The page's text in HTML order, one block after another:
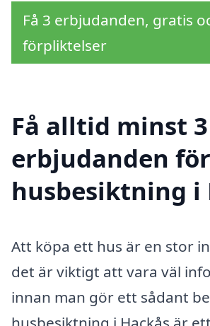
Få 3 erbjudanden, gratis
förpliktelser
Få alltid minst 3
erbjudanden för
husbesiktning i
Att köpa ett hus är en stor
det är viktigt att vara väl
innan man gör ett sådant